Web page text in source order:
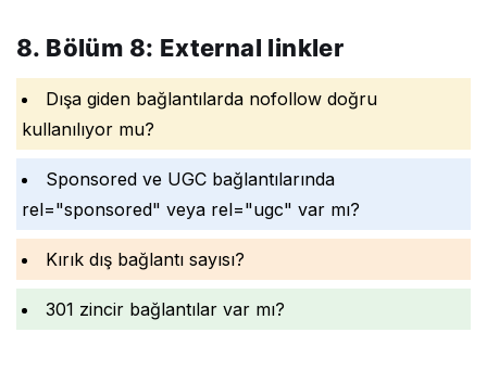
8. Bölüm 8: External linkler
Dışa giden bağlantılarda nofollow doğru
kullanılıyor mu?
Sponsored ve UGC bağlantılarında
rel="sponsored" veya rel="ugc" var mı?
Kırık dış bağlantı sayısı?
301 zincir bağlantılar var mı?